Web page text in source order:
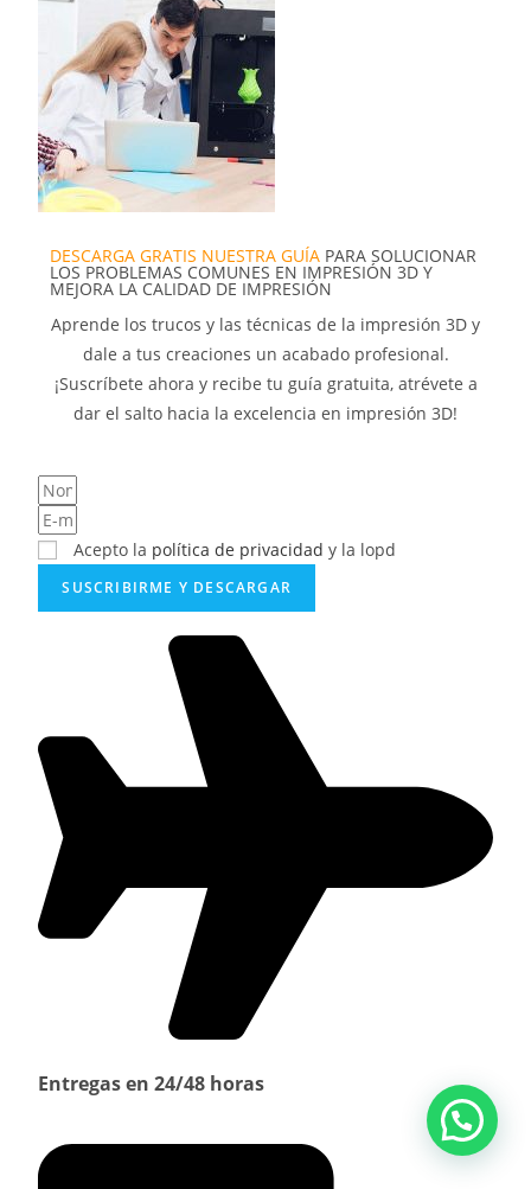
DESCARGA GRATIS NUESTRA GUÍA PARA SOLUCIONAR
LOS PROBLEMAS COMUNES EN IMPRESIÓN 3D Y
MEJORA LA CALIDAD DE IMPRESIÓN
Aprende los trucos y las técnicas de la impresión 3D y
dale a tus creaciones un acabado profesional.
¡Suscríbete ahora y recibe tu guía gratuita, atrévete a
dar el salto hacia la excelencia en impresión 3D!
Acepto la política de privacidad y la lopd
SUSCRIBIRME Y DESCARGAR
Entregas en 24/48 horas